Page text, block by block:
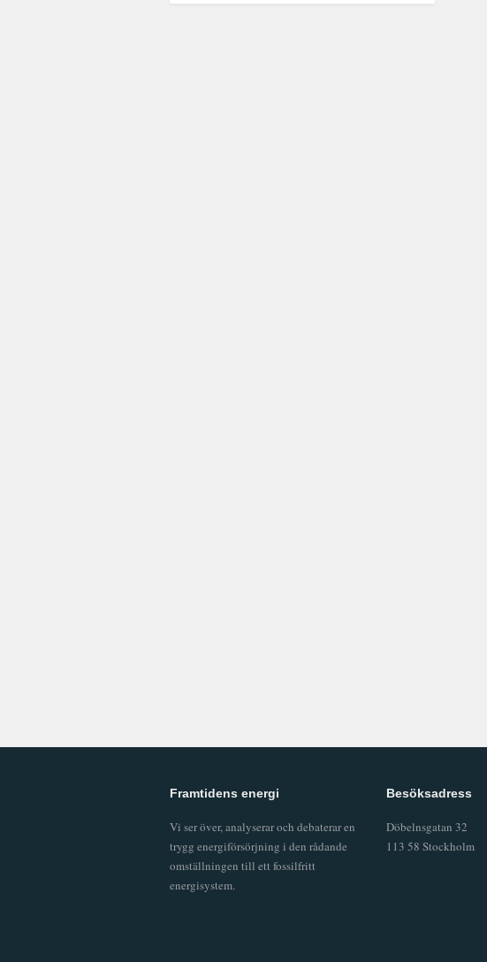
Framtidens energi
Vi ser över, analyserar och debaterar en
trygg energiförsörjning i den rådande
omställningen till ett fossilfritt
energisystem.
Besöksadress
Döbelnsgatan 32
113 58 Stockholm